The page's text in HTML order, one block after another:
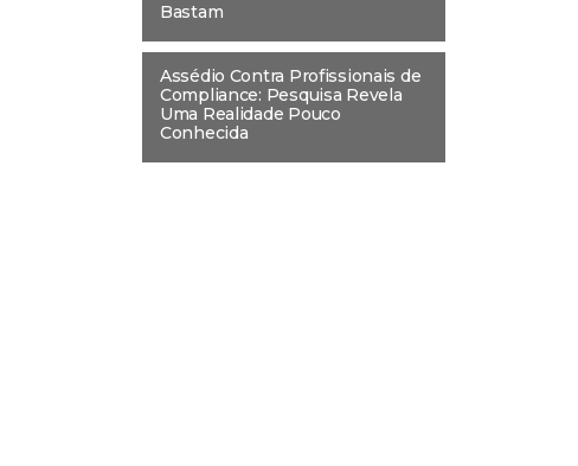
Bastam
Assédio Contra Profissionais de
Compliance: Pesquisa Revela
Uma Realidade Pouco
Conhecida